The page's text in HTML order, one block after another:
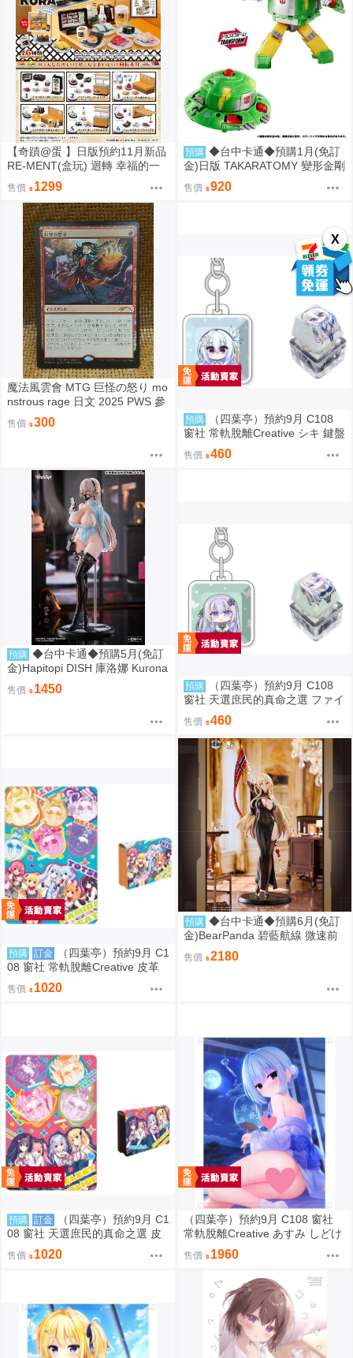
X
【奇蹟@蛋 】日版預約11月新品
RE-MENT(盒玩) 迴轉 幸福的一
盤 藏壽司 中盒販售
售價 1299
預購 ◆台中卡通◆預購1月(免訂
金)日版 TAKARATOMY 變形金剛
NL-06 地球火種 宇宙飛碟 Cosm
os
售價 920
魔法風雲會 MTG 巨怪の怒り mo
nstrous rage 日文 2025 PWS 參
加賞 Promo
售價 300 預購
（四葉亭）預約9月 C108
窗社 常軌脫離Creative シキ 鍵盤
按鍵造型鑰匙圈 0814
售價 460
預購 ◆台中卡通◆預購5月(免訂
金)Hapitopi DISH 庫洛娜 Kurona
盛情邀請 1/6 1107
售價 1450 預購
（四葉亭）預約9月 C108
窗社 天選庶民的真命之選 ファイ
ブ 鍵盤按鍵造型鑰匙圈 0814
售價 460
預購 訂金
（四葉亭）預約9月 C1
08 窗社 常軌脫離Creative 皮革
製名片夾 0814
售價 1020
預購 ◆台中卡通◆預購6月(免訂
金)BearPanda 碧藍航線 微速前
行 奧德莉亞 俾斯麥 1/6 附特典 1
107
售價 2180
預購 訂金
（四葉亭）預約9月 C1
08 窗社 天選庶民的真命之選 皮
革製名片夾 0814
售價 1020
（四葉亭）預約9月 C108 窗社
常軌脫離Creative あすみ しどけ
ない浴衣ver B1&B2掛軸 0814
售價 1960